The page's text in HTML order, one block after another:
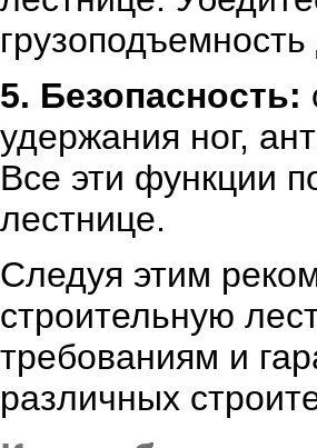
5. Безопасность:
удержания ног,
Все эти функции
лестнице.
Следуя этим
строительную
требованиям и
различных